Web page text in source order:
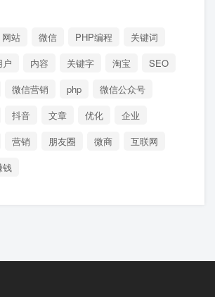
网站 微信 PHP编程
关键词
户 内容 关键字 淘宝
SEO
微信营销 php
微信公众号
抖音 文章 优化
企业
营销 朋友圈 微商
互联网
钱